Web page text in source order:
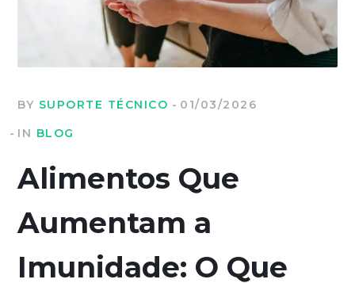
BY SUPORTE TÉCNICO
01/03/2026
IN BLOG
Alimentos Que
Aumentam a
Imunidade: O Que